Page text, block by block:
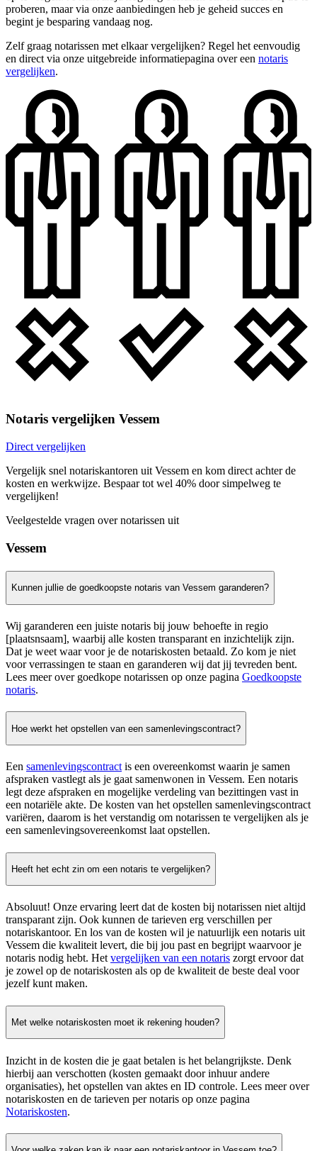
proberen, maar via onze aanbiedingen heb je geheid succes en
begint je besparing vandaag nog.
Zelf graag notarissen met elkaar vergelijken? Regel het eenvoudig
en direct via onze uitgebreide informatiepagina over een notaris
vergelijken.
Notaris vergelijken Vessem
Direct vergelijken
Vergelijk snel notariskantoren uit Vessem en kom direct achter de
kosten en werkwijze. Bespaar tot wel 40% door simpelweg te
vergelijken!
Veelgestelde vragen over notarissen uit
Vessem
Kunnen jullie de goedkoopste notaris van Vessem garanderen?
Wij garanderen een juiste notaris bij jouw behoefte in regio
[plaatsnsaam], waarbij alle kosten transparant en inzichtelijk zijn.
Dat je weet waar voor je de notariskosten betaald. Zo kom je niet
voor verrassingen te staan en garanderen wij dat jij tevreden bent.
Lees meer over goedkope notarissen op onze pagina Goedkoopste
notaris.
Hoe werkt het opstellen van een samenlevingscontract?
Een samenlevingscontract is een overeenkomst waarin je samen
afspraken vastlegt als je gaat samenwonen in Vessem. Een notaris
legt deze afspraken en mogelijke verdeling van bezittingen vast in
een notariële akte. De kosten van het opstellen samenlevingscontract
variëren, daarom is het verstandig om notarissen te vergelijken als je
een samenlevingsovereenkomst laat opstellen.
Heeft het echt zin om een notaris te vergelijken?
Absoluut! Onze ervaring leert dat de kosten bij notarissen niet altijd
transparant zijn. Ook kunnen de tarieven erg verschillen per
notariskantoor. En los van de kosten wil je natuurlijk een notaris uit
Vessem die kwaliteit levert, die bij jou past en begrijpt waarvoor je
notaris nodig hebt. Hetvergelijken van een notaris zorgt ervoor dat
je zowel op de notariskosten als op de kwaliteit de beste deal voor
jezelf kunt maken.
Met welke notariskosten moet ik rekening houden?
Inzicht in de kosten die je gaat betalen is het belangrijkste. Denk
hierbij aan verschotten (kosten gemaakt door inhuur andere
organisaties), het opstellen van aktes en ID controle. Lees meer over
notariskosten en de tarieven per notaris op onze pagina
Notariskosten.